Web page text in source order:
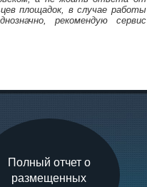
площадок, в случае работы
рекомендую сервис
Полный отчет о
размещенных